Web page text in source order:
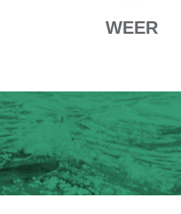
WEER